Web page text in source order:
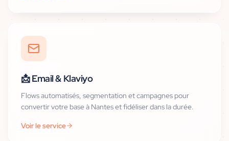
📩Email & Klaviyo
Flows automatisés, segmentation et campagnes pour
convertir votre base à Nantes et fidéliser dans la durée.
Voir le service